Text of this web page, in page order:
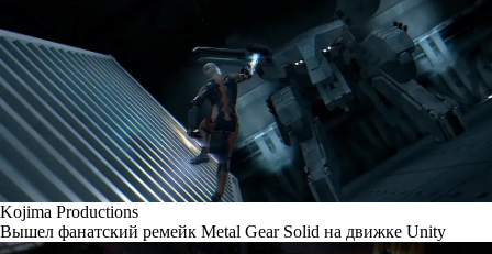
Kojima Productions
Вышел фанатский ремейк Metal Gear Solid на движке Unity